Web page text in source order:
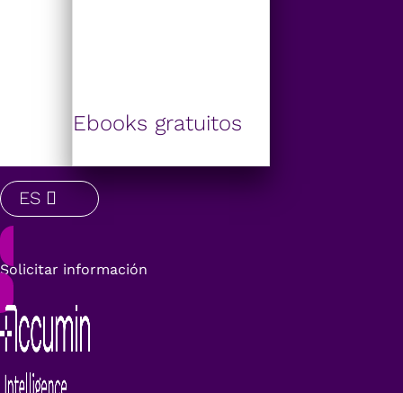
Ebooks gratuitos
ES
Solicitar información